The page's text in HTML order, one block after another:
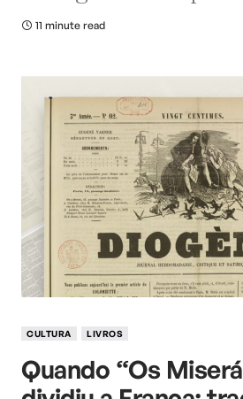
11 minute read
CULTURA LIVROS
Quando “Os